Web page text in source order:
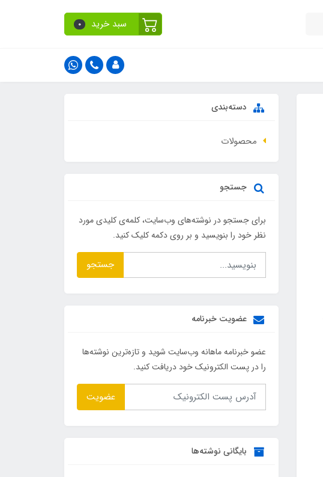
سبد خرید 0
دسته‌بندی
محصولات
جستجو
برای جستجو در نوشته‌های وب‌سایت، کلمه‌ی کلیدی مورد
نظر خود را بنویسید و بر روی دکمه کلیک کنید.
جستجو
عضویت خبرنامه
عضو خبرنامه ماهانه وب‌سایت شوید و تازه‌ترین نوشته‌ها
را در پست الکترونیک خود دریافت کنید.
عضویت
بایگانی نوشته‌ها